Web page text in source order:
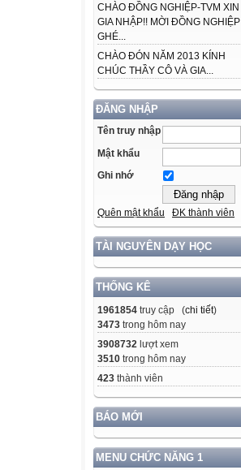
CHÀO ĐỒNG NGHIỆP-TVM XIN
GIA NHẬP!! MỜI ĐỒNG NGHIỆP
GHÉ...
CHÀO ĐÓN NĂM 2013 KÍNH
CHÚC THẦY CÔ VÀ GIA...
ĐĂNG NHẬP
Tên truy nhập
Mật khẩu
Ghi nhớ
Quên mật khẩu ĐK thành viên
TÀI NGUYÊN DẠY HỌC
THỐNG KÊ
1961854 truy cập (chi tiết)
3473 trong hôm nay
3908732 lượt xem
3510 trong hôm nay
423 thành viên
BÁO MỚI
MENU CHỨC NĂNG 1